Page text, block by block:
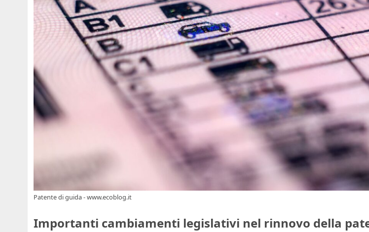
Patente di guida - www.ecoblog.it
Importanti cambiamenti legislativi nel rinnovo della